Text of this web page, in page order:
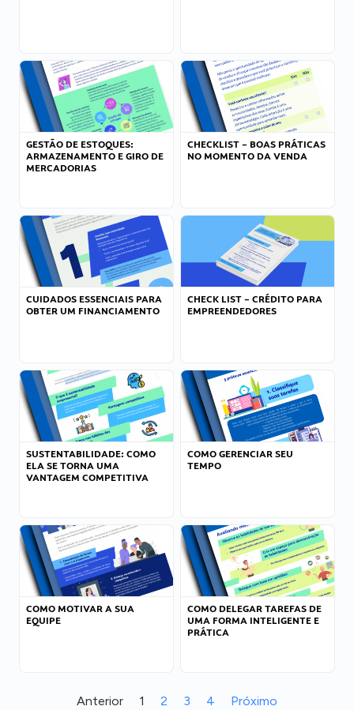
GESTÃO DE ESTOQUES:
ARMAZENAMENTO E GIRO DE
MERCADORIAS
CHECKLIST – BOAS PRÁTICAS
NO MOMENTO DA VENDA
CUIDADOS ESSENCIAIS PARA
OBTER UM FINANCIAMENTO
CHECK LIST – CRÉDITO PARA
EMPREENDEDORES
SUSTENTABILIDADE: COMO
ELA SE TORNA UMA
VANTAGEM COMPETITIVA
COMO GERENCIAR SEU
TEMPO
COMO MOTIVAR A SUA
EQUIPE
COMO DELEGAR TAREFAS DE
UMA FORMA INTELIGENTE E
PRÁTICA
Anterior 1 2 3 4 Próximo